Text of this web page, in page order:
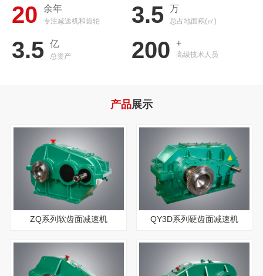
20 余年
专注减速机和齿轮 3.5 万
总占地面积(㎡)
3.5 亿
总资产 200 +
高级技术人员
产品展示
ZQ系列软齿面减速机 QY3D系列硬齿面减速机